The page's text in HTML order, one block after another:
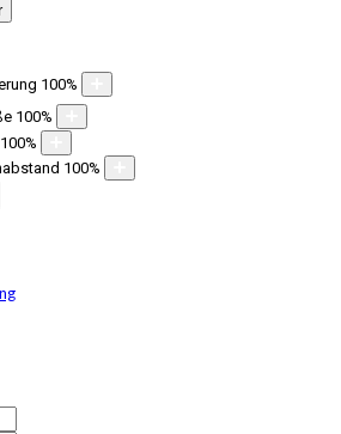
100%
100%
100%
100%